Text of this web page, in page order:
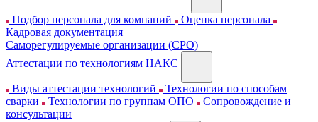
Подбор персонала для компаний
Оценка персонала
Кадровая документация
Cаморегулируемые организации (СРО)
Аттестации по технологиям НАКС
Виды аттестации технологий
Технологии по способам
сварки
Технологии по группам ОПО
Сопровождение и
консультации